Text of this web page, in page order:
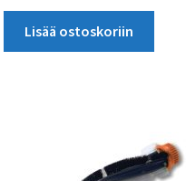
Lisää ostoskoriin